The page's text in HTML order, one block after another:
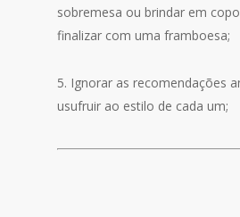
sobremesa ou brindar em
finalizar com uma framboesa;
5. Ignorar as recomendações
usufruir ao estilo de cada um;